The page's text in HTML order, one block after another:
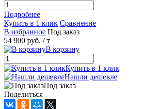
Подробнее
Купить в 1 клик Сравнение
В избранное Под заказ
54 900 руб. / т
В корзину
Купить в 1 клик
Нашли дешевле
Под заказ
Поделиться